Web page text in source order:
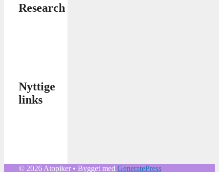
Research
Nyttige
links
© 2026 Atopiker • Bygget med GeneratePress